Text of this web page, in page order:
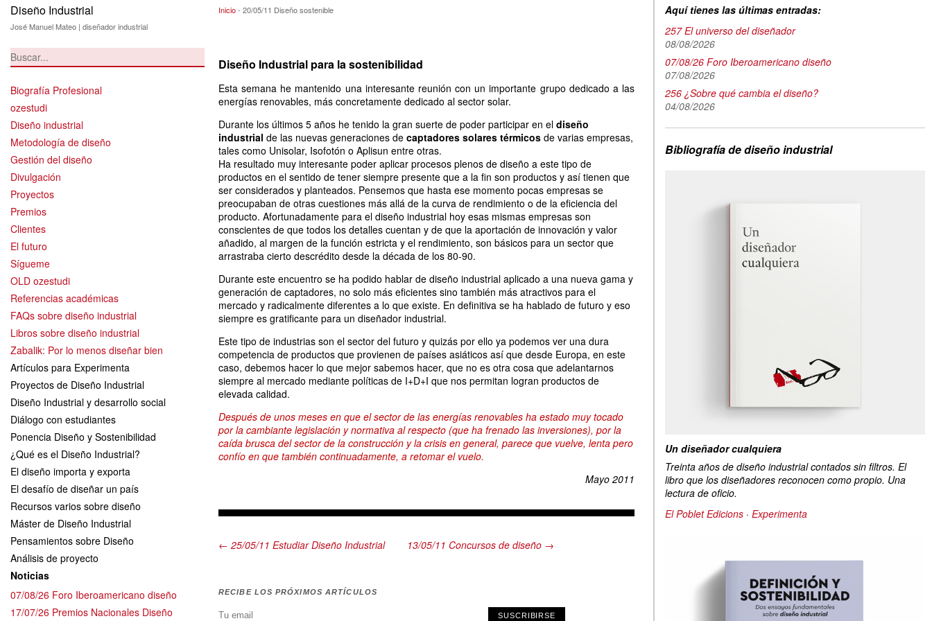
Diseño Industrial
José Manuel Mateo | diseñador industrial
Biografía Profesional
ozestudi
Diseño industrial
Metodología de diseño
Gestión del diseño
Divulgación
Proyectos
Premios
Clientes
El futuro
Sígueme
OLD ozestudi
Referencias académicas
FAQs sobre diseño industrial
Libros sobre diseño industrial
Zabalik: Por lo menos diseñar bien
Artículos para Experimenta
Proyectos de Diseño Industrial
Diseño Industrial y desarrollo social
Diálogo con estudiantes
Ponencia Diseño y Sostenibilidad
¿Qué es el Diseño Industrial?
El diseño importa y exporta
El desafío de diseñar un país
Recursos varios sobre diseño
Máster de Diseño Industrial
Pensamientos sobre Diseño
Análisis de proyecto
Noticias
07/08/26 Foro Iberoamericano diseño
17/07/26 Premios Nacionales Diseño
20/05/11 Diseño sostenible
Inicio- 20/05/11 Diseño sostenible
Diseño Industrial para la sostenibilidad
Esta semana he mantenido una interesante reunión con un importante grupo dedicado a las
energías renovables, más concretamente dedicado al sector solar.
Durante los últimos 5 años he tenido la gran suerte de poder participar en el diseño
industrial de las nuevas generaciones de captadores solares térmicos de varias empresas,
tales como Unisolar, Isofotón o Aplisun entre otras.
Ha resultado muy interesante poder aplicar procesos plenos de diseño a este tipo de
productos en el sentido de tener siempre presente que a la fin son productos y así tienen que
ser considerados y planteados. Pensemos que hasta ese momento pocas empresas se
preocupaban de otras cuestiones más allá de la curva de rendimiento o de la eficiencia del
producto. Afortunadamente para el diseño industrial hoy esas mismas empresas son
conscientes de que todos los detalles cuentan y de que la aportación de innovación y valor
añadido, al margen de la función estricta y el rendimiento, son básicos para un sector que
arrastraba cierto descrédito desde la década de los 80-90.
Durante este encuentro se ha podido hablar de diseño industrial aplicado a una nueva gama y
generación de captadores, no solo más eficientes sino también más atractivos para el
mercado y radicalmente diferentes a lo que existe. En definitiva se ha hablado de futuro y eso
siempre es gratificante para un diseñador industrial.
Este tipo de industrias son el sector del futuro y quizás por ello ya podemos ver una dura
competencia de productos que provienen de países asiáticos así que desde Europa, en este
caso, debemos hacer lo que mejor sabemos hacer, que no es otra cosa que adelantarnos
siempre al mercado mediante políticas de I+D+I que nos permitan logran productos de
elevada calidad.
Después de unos meses en que el sector de las energías renovables ha estado muy tocado
por la cambiante legislación y normativa al respecto (que ha frenado las inversiones), por la
caída brusca del sector de la construcción y la crisis en general, parece que vuelve, lenta pero
confío en que también continuadamente, a retomar el vuelo.
Mayo 2011
← 25/05/11 Estudiar Diseño Industrial 13/05/11 Concursos de diseño →
RECIBE LOS PRÓXIMOS ARTÍCULOS
SUSCRIBIRSE
Aquí tienes las últimas entradas:
257 El universo del diseñador
08/08/2026
07/08/26 Foro Iberoamericano diseño
07/08/2026
256 ¿Sobre qué cambia el diseño?
04/08/2026
Bibliografía de diseño industrial
Un diseñador cualquiera
Treinta años de diseño industrial contados sin filtros. El
libro que los diseñadores reconocen como propio. Una
lectura de oficio.
El Poblet Edicions · Experimenta